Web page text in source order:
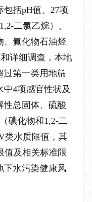
包括pH值、 27项
1,2-二氯乙烷）、
、氟化物石油烃
详细调查，本地
过第一类用地筛
中4项感官性状及
性总固体、硫酸
碘化物和1,2-二
类水质限值，其
值及相关标准限
下水污染健康风